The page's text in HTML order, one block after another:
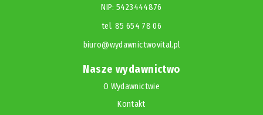
NIP: 5423444876
tel. 85 654 78 06
biuro@wydawnictwovital.pl
Nasze wydawnictwo
O Wydawnictwie
Kontakt